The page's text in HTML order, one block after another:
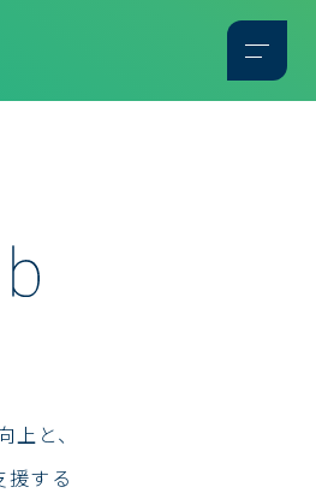
と、
する